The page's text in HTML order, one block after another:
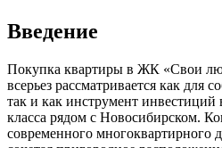
Введение
Покупка квартиры в ЖК «Свои
всерьез рассматривается как для
так и как инструмент инвестиций
класса рядом с Новосибирском.
современного многоквартирного